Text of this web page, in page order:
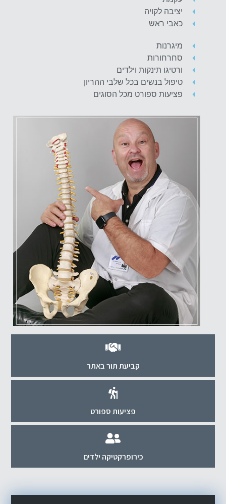
יציבה לקויה
כאבי ראש
מיגרנות
סחרחורות
ורטיגו תינקות וילדים
טיפול בנשים בכל שלבי ההריון
פציעות ספורט מכל הסוגים
קביעת תור באתר
פציעות ספורט
כירופרקטיקה ילדים